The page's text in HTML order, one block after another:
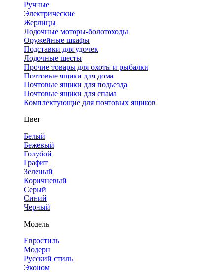
Ручные
Электрические
Жерлицы
Лодочные моторы-болотоходы
Оружейные шкафы
Подставки для удочек
Лодочные шесты
Прочие товары для охоты и рыбалки
Почтовые ящики для дома
Почтовые ящики для подъезда
Почтовые ящики для спама
Комплектующие для почтовых ящиков
Цвет
Белый
Бежевый
Голубой
Графит
Зеленый
Коричневый
Серый
Синий
Черный
Модель
Евростиль
Модерн
Русский стиль
Эконом